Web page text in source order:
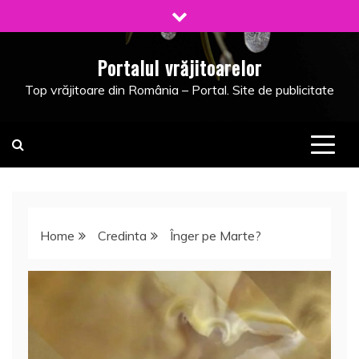
to
Portalul vrăjitoarelor
Top vrăjitoare din România – Portal. Site de publicitate
Home Credinta Înger pe Marte?